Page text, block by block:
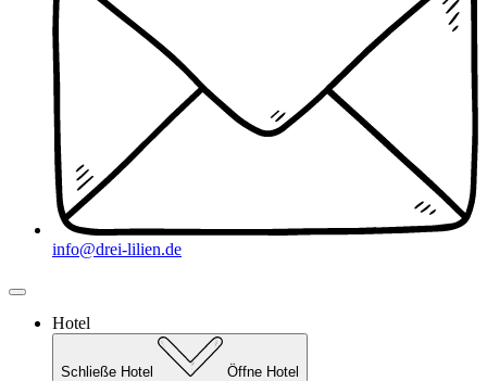
info@drei-lilien.de
Hotel
Schließe Hotel Öffne Hotel